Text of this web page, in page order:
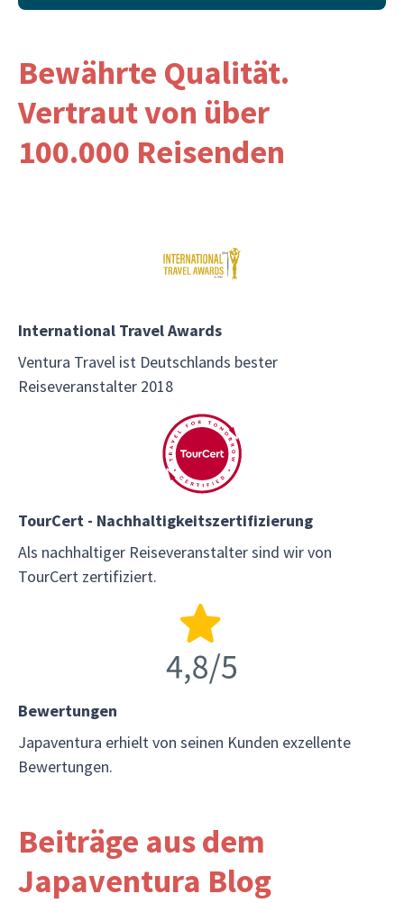
Bewährte Qualität.
Vertraut von über
100.000 Reisenden
International Travel Awards
Ventura Travel ist Deutschlands bester
Reiseveranstalter 2018
TourCert - Nachhaltigkeitszertifizierung
Als nachhaltiger Reiseveranstalter sind wir von
TourCert zertifiziert.
Bewertungen
Japaventura erhielt von seinen Kunden exzellente
Bewertungen.
Beiträge aus dem
Japaventura Blog